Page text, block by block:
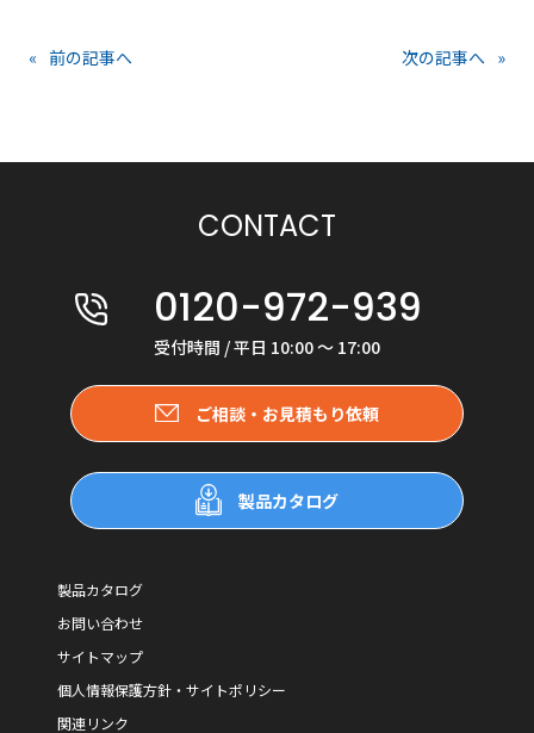
« 前の記事へ 次の記事へ »
CONTACT
0120-972-939
受付時間 / 平日 10:00 〜 17:00
ご相談・お見積もり依頼
製品カタログ
製品カタログ
お問い合わせ
サイトマップ
個人情報保護方針・サイトポリシー
関連リンク